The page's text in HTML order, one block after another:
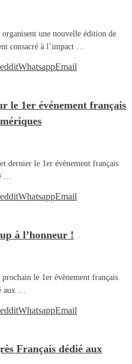
organisent une nouvelle édition de
consacré à l’impact …
WhatsappEmail
le 1er événement français
dernier le 1er évènement français
…
WhatsappEmail
à l’honneur !
le 1er évènement français
aux …
WhatsappEmail
Français dédié aux